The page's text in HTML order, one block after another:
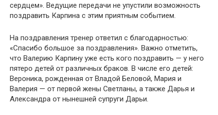
сердцем». Ведущие передачи не упустили возможность
поздравить Карпина с этим приятным событием.
На поздравления тренер ответил с благодарностью:
«Спасибо большое за поздравления». Важно отметить,
что Валерию Карпину уже есть кого поздравить — у него
пятеро детей от различных браков. В числе его детей:
Вероника, рожденная от Владой Беловой, Мария и
Валерия — от первой жены Светланы, а также Дарья и
Александра от нынешней супруги Дарьи.